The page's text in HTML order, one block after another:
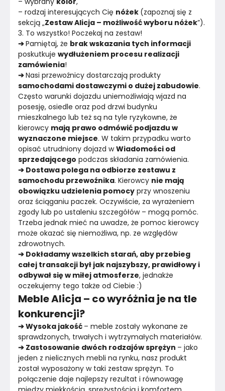
– rodzaj interesujących Cię nóżek (zapoznaj się z
sekcją „Zestaw Alicja – możliwość wyboru nóżek”).
3. To wszystko! Poczekaj na zestaw!
➔ Pamiętaj, że brak wskazania tych informacji
poskutkuje wydłużeniem procesu realizacji
zamówienia!
➔ Nasi przewoźnicy dostarczają produkty
samochodami dostawczymi o dużej zabudowie.
Często warunki dojazdu uniemożliwiają wjazd na
posesję, osiedle oraz pod drzwi budynku
mieszkalnego lub też są na tyle ryzykowne, że
kierowcy mają prawo odmówić podjazdu w
wyznaczone miejsce. W takim przypadku warto
opisać utrudniony dojazd w Wiadomości od
sprzedającego podczas składania zamówienia.
➔ Dostawa polega na odbiorze zestawu z
samochodu przewoźnika. Kierowcy nie mają
obowiązku udzielenia pomocy przy wnoszeniu
oraz ściąganiu paczek. Oczywiście, za wyrażeniem
zgody lub po ustaleniu szczegółów – mogą pomóc.
Trzeba jednak mieć na uwadze, że pomoc kierowcy
może okazać się niemożliwa, np. ze względów
zdrowotnych.
➔ Dokładamy wszelkich starań, aby przebieg
całej transakcji był jak najszybszy, prawidłowy i
odbywał się w miłej atmosferze, jednakże
oczekujemy tego także od Ciebie :)
Meble Alicja – co wyróżnia je na tle
konkurencji?
➔ Wysoka jakość – meble zostały wykonane ze
sprawdzonych, trwałych i wytrzymałych materiałów.
➔ Zastosowanie dwóch rodzajów sprężyn – jako
jeden z nielicznych mebli na rynku, nasz produkt
został wyposażony w taki zestaw sprężyn. To
połączenie daje najlepszy rezultat i równowagę